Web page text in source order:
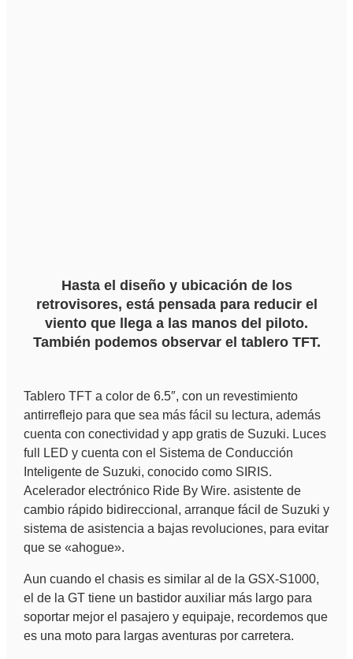
Hasta el diseño y ubicación de los
retrovisores, está pensada para reducir el
viento que llega a las manos del piloto.
También podemos observar el tablero TFT.
Tablero TFT a color de 6.5″, con un revestimiento
antirreflejo para que sea más fácil su lectura, además
cuenta con conectividad y app gratis de Suzuki. Luces
full LED y cuenta con el Sistema de Conducción
Inteligente de Suzuki, conocido como SIRIS.
Acelerador electrónico Ride By Wire. asistente de
cambio rápido bidireccional, arranque fácil de Suzuki y
sistema de asistencia a bajas revoluciones, para evitar
que se «ahogue».
Aun cuando el chasis es similar al de la GSX-S1000,
el de la GT tiene un bastidor auxiliar más largo para
soportar mejor el pasajero y equipaje, recordemos que
es una moto para largas aventuras por carretera.